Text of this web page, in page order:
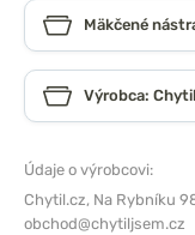
Mäkčené
Výrobca: Chytil
Údaje o výrobcovi:
Chytil.cz, Na Rybníku
obchod@chytiljsem.cz